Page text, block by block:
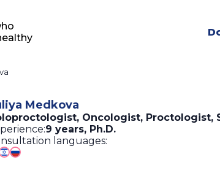
Medkova
Oncologist, Proctologist,
9 years, Ph.D.
languages: